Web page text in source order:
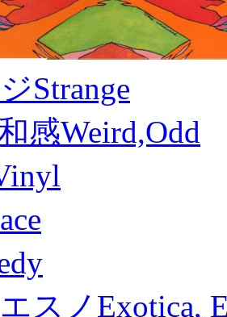
Strange
感Weird,Odd
スノ Exotica,